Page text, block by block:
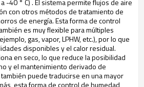
con otros métodos de tratamiento de
de energía. Esta forma de control
es muy flexible para múltiples
gas, vapor, LPHW, etc.), por lo que
disponibles y el calor residual.
en seco, lo que reduce la posibilidad
y el mantenimiento derivado de
puede traducirse en una mayor
esta forma de control de humedad